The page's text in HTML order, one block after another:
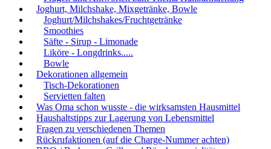
Joghurt, Milchshake, Mixgetränke, Bowle
Joghurt/Milchshakes/Fruchtgetränke
Smoothies
Säfte - Sirup - Limonade
Liköre - Longdrinks.....
Bowle
Dekorationen allgemein
Tisch-Dekorationen
Servietten falten
Was Oma schon wusste - die wirksamsten Hausmittel
Haushaltstipps zur Lagerung von Lebensmittel
Fragen zu verschiedenen Themen
Rückrufaktionen (auf die Charge-Nummer achten)